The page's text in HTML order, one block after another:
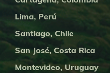
Lima, Perú
Santiago, Chile
San José, Costa Rica
Montevideo, Uruguay